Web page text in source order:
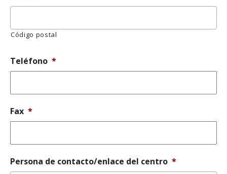
Código postal
Teléfono *
Fax *
Persona de contacto/enlace del centro *